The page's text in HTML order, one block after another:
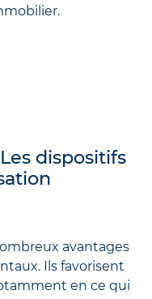
dispositifs
avantages
Ils favorisent
en ce qui